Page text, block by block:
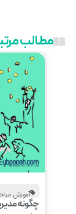
مطالب مرتبط
آموزش مباحث
چگونه مدیریت